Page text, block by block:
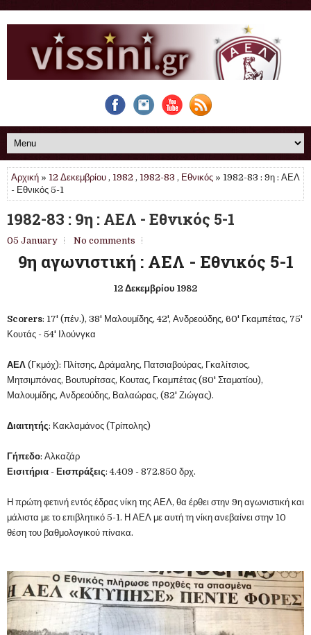
Αρχική » 12 Δεκεμβρίου , 1982 , 1982-83 , Εθνικός » 1982-83 : 9η : ΑΕΛ
- Εθνικός 5-1
1982-83 : 9η : ΑΕΛ - Εθνικός 5-1
05 January No comments
9η αγωνιστική : ΑΕΛ - Εθνικός 5-1
12 Δεκεμβρίου 1982
Scorers: 17' (πέν.), 38' Μαλουμίδης, 42', Ανδρεούδης, 60' Γκαμπέτας, 75'
Κουτάς - 54' Ιλούνγκα
ΑΕΛ (Γκμόχ): Πλίτσης, Δράμαλης, Πατσιαβούρας, Γκαλίτσιος,
Μητσιμπόνας, Βουτυρίτσας, Κουτας, Γκαμπέτας (80' Σταματίου),
Μαλουμίδης, Ανδρεούδης, Βαλαώρας, (82' Ζιώγας).
Διαιτητής: Κακλαμάνος (Τρίπολης)
Γήπεδο: Αλκαζάρ
Εισιτήρια - Εισπράξεις: 4.409 - 872.850 δρχ.
Η πρώτη φετινή εντός έδρας νίκη της ΑΕΛ, θα έρθει στην 9η αγωνιστική και
μάλιστα με το επιβλητικό 5-1. Η ΑΕΛ με αυτή τη νίκη ανεβαίνει στην 10
θέση του βαθμολογικού πίνακα.